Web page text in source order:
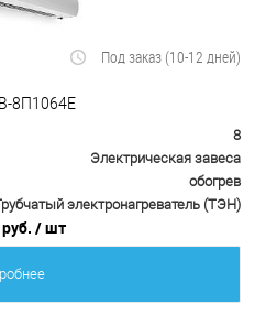
Под заказ (10-12 дней)
8П1064Е
8
Электрическая завеса
обогрев
электронагреватель (ТЭН)
/ шт